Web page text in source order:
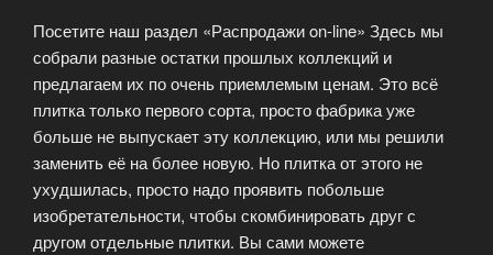
Посетите наш раздел «Распродажи on-line» Здесь мы
собрали разные остатки прошлых коллекций и
предлагаем их по очень приемлемым ценам. Это всё
плитка только первого сорта, просто фабрика уже
больше не выпускает эту коллекцию, или мы решили
заменить её на более новую. Но плитка от этого не
ухудшилась, просто надо проявить побольше
изобретательности, чтобы скомбинировать друг с
другом отдельные плитки. Вы сами можете